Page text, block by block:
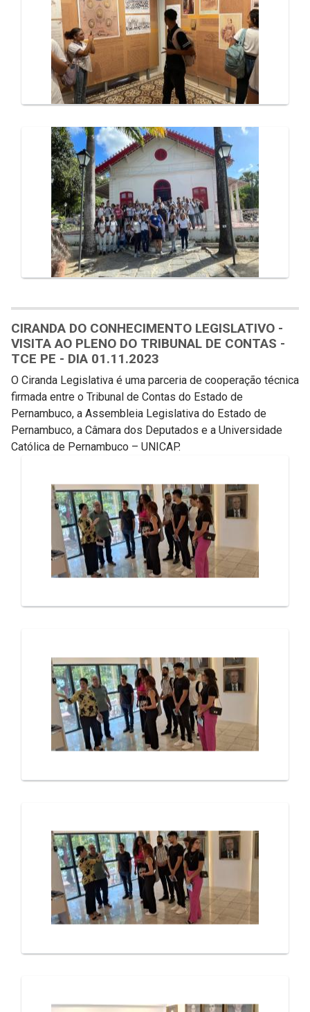
CIRANDA DO CONHECIMENTO LEGISLATIVO -
VISITA AO PLENO DO TRIBUNAL DE CONTAS -
TCE PE - DIA 01.11.2023
O Ciranda Legislativa é uma parceria de cooperação técnica
firmada entre o Tribunal de Contas do Estado de
Pernambuco, a Assembleia Legislativa do Estado de
Pernambuco, a Câmara dos Deputados e a Universidade
Católica de Pernambuco – UNICAP.